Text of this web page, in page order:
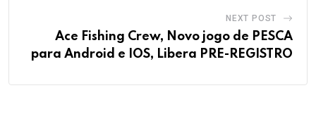
NEXT POST
Ace Fishing Crew, Novo jogo de PESCA
para Android e IOS, Libera PRE-REGISTRO